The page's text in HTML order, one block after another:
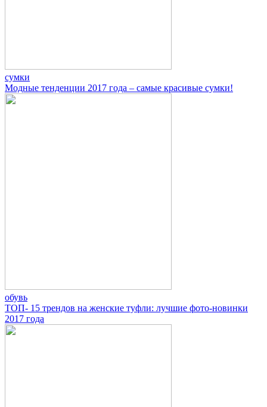
сумки
Модные тенденции 2017 года – самые красивые сумки!
обувь
ТОП- 15 трендов на женские туфли: лучшие фото-новинки
2017 года